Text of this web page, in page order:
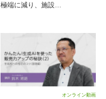
極端に減り、施設…
オンライン動画